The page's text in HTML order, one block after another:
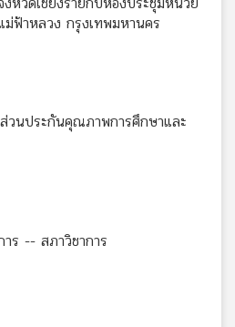
ฟ้าหลวง กรุงเทพมหานคร
วนประกันคุณภาพการศึกษาและ
ร -- สภาวิชาการ